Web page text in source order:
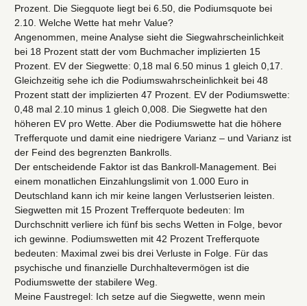
Prozent. Die Siegquote liegt bei 6.50, die Podiumsquote bei
2.10. Welche Wette hat mehr Value?
Angenommen, meine Analyse sieht die Siegwahrscheinlichkeit
bei 18 Prozent statt der vom Buchmacher implizierten 15
Prozent. EV der Siegwette: 0,18 mal 6.50 minus 1 gleich 0,17.
Gleichzeitig sehe ich die Podiumswahrscheinlichkeit bei 48
Prozent statt der implizierten 47 Prozent. EV der Podiumswette:
0,48 mal 2.10 minus 1 gleich 0,008. Die Siegwette hat den
höheren EV pro Wette. Aber die Podiumswette hat die höhere
Trefferquote und damit eine niedrigere Varianz – und Varianz ist
der Feind des begrenzten Bankrolls.
Der entscheidende Faktor ist das Bankroll-Management. Bei
einem monatlichen Einzahlungslimit von 1.000 Euro in
Deutschland kann ich mir keine langen Verlustserien leisten.
Siegwetten mit 15 Prozent Trefferquote bedeuten: Im
Durchschnitt verliere ich fünf bis sechs Wetten in Folge, bevor
ich gewinne. Podiumswetten mit 42 Prozent Trefferquote
bedeuten: Maximal zwei bis drei Verluste in Folge. Für das
psychische und finanzielle Durchhaltevermögen ist die
Podiumswette der stabilere Weg.
Meine Faustregel: Ich setze auf die Siegwette, wenn mein